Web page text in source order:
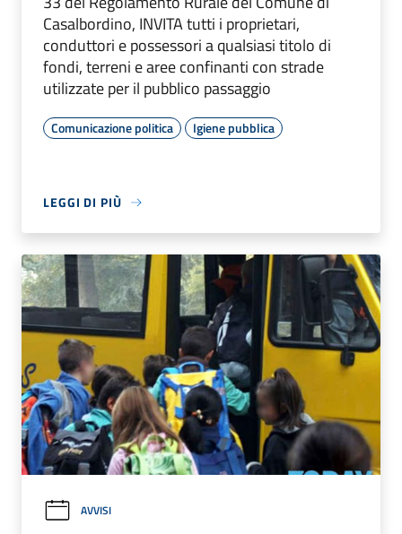
Casalbordino, INVITA tutti i proprietari,
conduttori e possessori a qualsiasi titolo di
fondi, terreni e aree confinanti con strade
utilizzate per il pubblico passaggio
Comunicazione politica Igiene pubblica
LEGGI DI PIÙ
AVVISI